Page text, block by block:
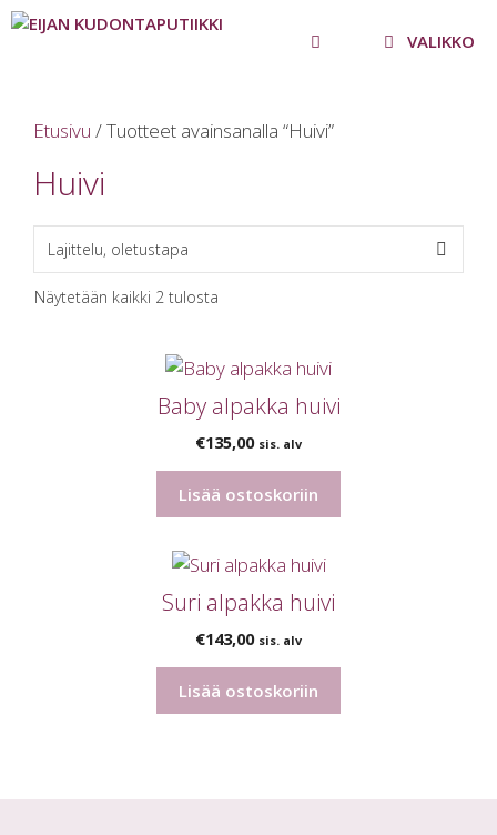
Siirry
sisältöön
VALIKKO
Etusivu / Tuotteet avainsanalla “Huivi”
Huivi
Näytetään kaikki 2 tulosta
Baby alpakka huivi
€135,00 sis. alv
Lisää ostoskoriin
Suri alpakka huivi
€143,00 sis. alv
Lisää ostoskoriin